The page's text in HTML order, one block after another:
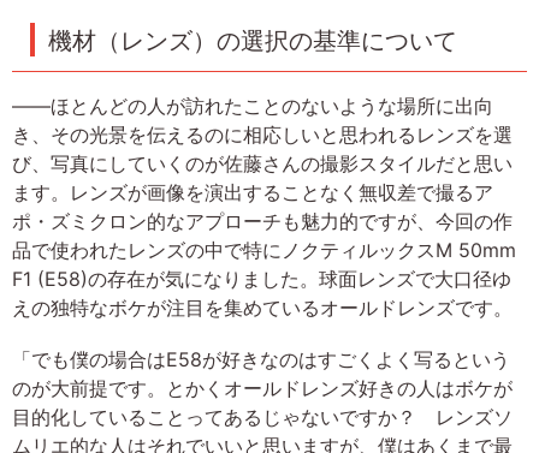
機材（レンズ）の選択の基準について
――ほとんどの人が訪れたことのないような場所に出向
き、その光景を伝えるのに相応しいと思われるレンズを選
び、写真にしていくのが佐藤さんの撮影スタイルだと思い
ます。レンズが画像を演出することなく無収差で撮るア
ポ・ズミクロン的なアプローチも魅力的ですが、今回の作
品で使われたレンズの中で特にノクティルックスM 50mm
F1 (E58)の存在が気になりました。球面レンズで大口径ゆ
えの独特なボケが注目を集めているオールドレンズです。
「でも僕の場合はE58が好きなのはすごくよく写るという
のが大前提です。とかくオールドレンズ好きの人はボケが
目的化していることってあるじゃないですか？ レンズソ
ムリエ的な人はそれでいいと思いますが、僕はあくまで最